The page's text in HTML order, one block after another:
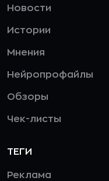
Новости
Истории
Мнения
Нейропрофайлы
Обзоры
Чек-листы
ТЕГИ
Реклама